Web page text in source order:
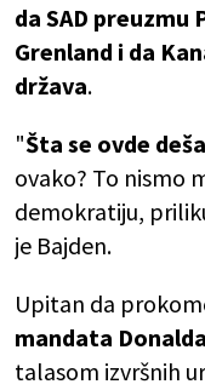
da SAD preuzmu
Grenland i da
država.
"Šta se ovde
ovako? To nismo
demokratiju,
je Bajden.
Upitan da
mandata
talasom izvršnih